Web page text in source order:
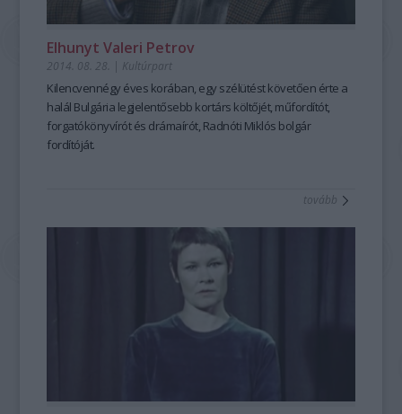
Elhunyt Valeri Petrov
2014. 08. 28. | Kultúrpart
Kilencvennégy éves korában, egy szélütést követően érte a
halál Bulgária legjelentősebb kortárs költőjét, műfordítót,
forgatókönyvírót és drámaírót, Radnóti Miklós bolgár
fordítóját.
tovább